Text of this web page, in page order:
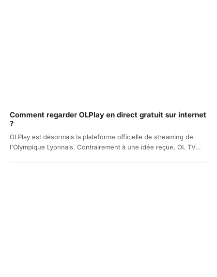
Comment regarder OLPlay en direct gratuit sur internet
?
OLPlay est désormais la plateforme officielle de streaming de
l'Olympique Lyonnais. Contrairement à une idée reçue, OL TV...